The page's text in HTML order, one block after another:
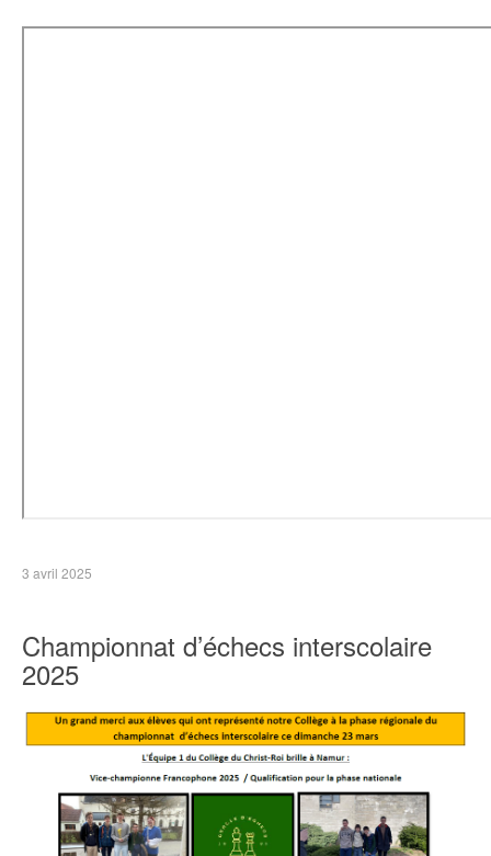
3 avril 2025
Championnat d’échecs interscolaire
2025